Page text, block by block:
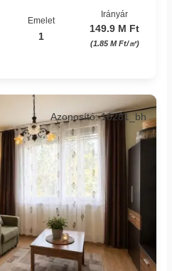
Emelet
1
Irányár
149.9 M Ft
(1.85 M Ft/㎡)
Azonosító: 16281_bh